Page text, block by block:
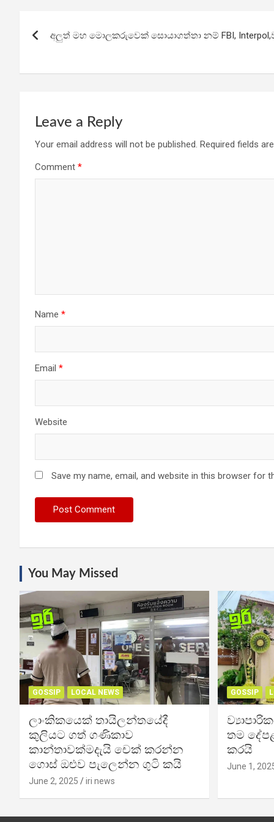
o
k
A
p
a
navigation
අලුත් මහ මොලකරුවෙක් සොයාගත්තා නම් FBI,
Leave a Reply
Your email address will not be published. Required fields
Comment *
Name *
Email *
Website
Save my name, email, and website in this browser for
You May Missed
GOSSIP LOCAL NEWS
ලාංකිකයෙක් තායිලන්තයේදී
කුලියට ගත් ගණිකාව
කාන්තාවක්මදැයි චෙක් කරන්න
ගොස් ඔළුව පැලෙන්න ගුටි කයි
June 2, 2025 iri news
GOSSIP
තම
කරයි
June 1,